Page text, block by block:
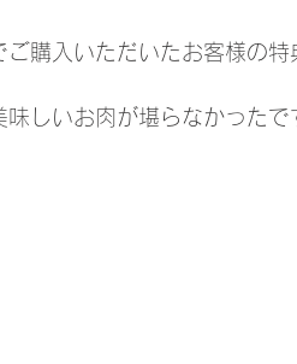
ご購入いただいたお客様の
味しいお肉が堪らなかったで